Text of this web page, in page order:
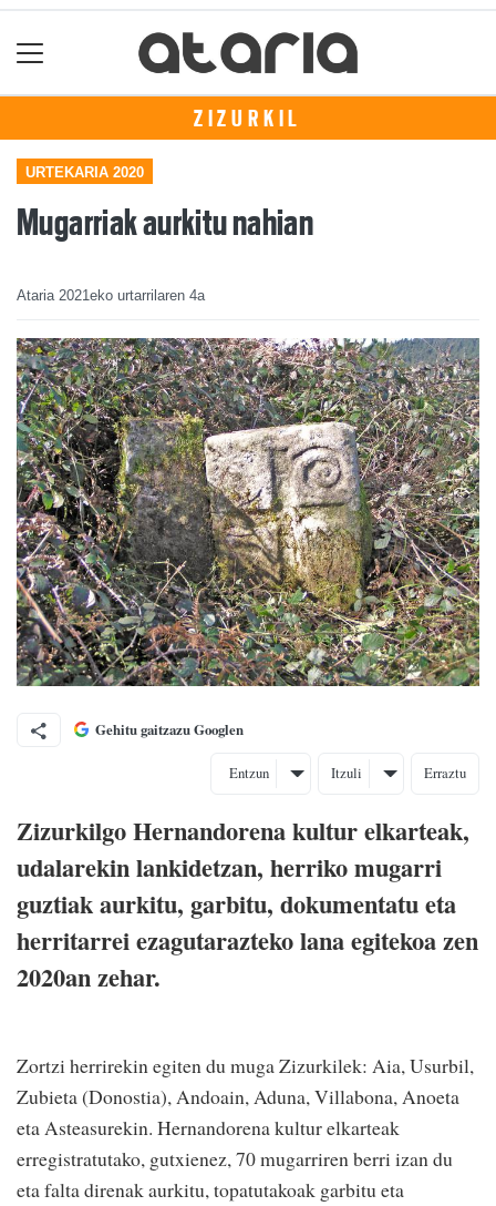
ZIZURKIL
URTEKARIA 2020
Mugarriak aurkitu nahian
Ataria 2021eko urtarrilaren 4a
Gehitu gaitzazu Googlen
Entzun Itzuli Erraztu
Zizurkilgo Hernandorena kultur elkarteak,
udalarekin lankidetzan, herriko mugarri
guztiak aurkitu, garbitu, dokumentatu eta
herritarrei ezagutarazteko lana egitekoa zen
2020an zehar.
Zortzi herrirekin egiten du muga Zizurkilek: Aia, Usurbil,
Zubieta (Donostia), Andoain, Aduna, Villabona, Anoeta
eta Asteasurekin. Hernandorena kultur elkarteak
erregistratutako, gutxienez, 70 mugarriren berri izan du
eta falta direnak aurkitu, topatutakoak garbitu eta